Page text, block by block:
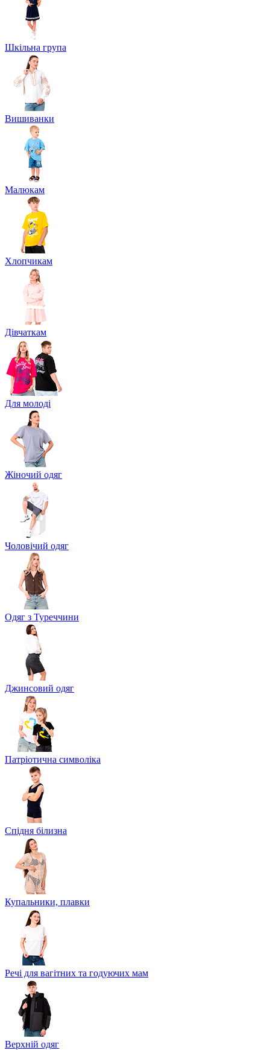
Шкільна група
Вишиванки
Малюкам
Хлопчикам
Дівчаткам
Для молоді
Жіночий одяг
Чоловічий одяг
Одяг з Туреччини
Джинсовий одяг
Патріотична символіка
Спідня білизна
Купальники, плавки
Речі для вагітних та годуючих мам
Верхній одяг